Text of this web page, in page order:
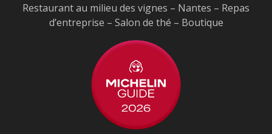
Restaurant au milieu des vignes – Nantes – Repas
d’entreprise – Salon de thé – Boutique